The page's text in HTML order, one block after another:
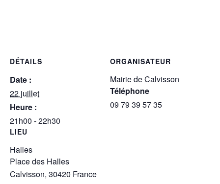
DÉTAILS
Date :
22 juillet
Heure :
21h00 - 22h30
LIEU
Halles
Place des Halles
Calvisson, 30420 France
ORGANISATEUR
Mairie de Calvisson
Téléphone
09 79 39 57 35